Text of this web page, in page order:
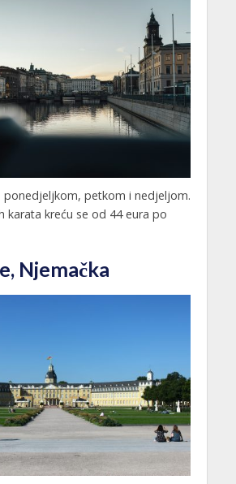
ponedjeljkom, petkom i nedjeljom.
karata kreću se od 44 eura po
Njemačka